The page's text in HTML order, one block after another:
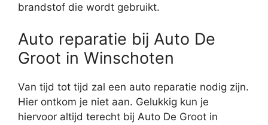
brandstof die wordt gebruikt.
Auto reparatie bij Auto De
Groot in Winschoten
Van tijd tot tijd zal een auto reparatie nodig zijn.
Hier ontkom je niet aan. Gelukkig kun je
hiervoor altijd terecht bij Auto De Groot in